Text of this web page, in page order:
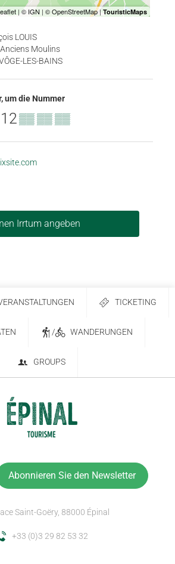
LOUIS
Moulins
LES-BAINS
um die Nummer
▒▒ ▒▒ ▒▒
Irrtum angeben
TICKETING
/ WANDERUNGEN
GROUPS
Abonnieren Sie den Newsletter
Saint-Goëry, 88000 Épinal
+33 (0)3 29 82 53 32